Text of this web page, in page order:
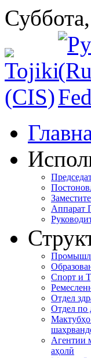
Аппарат
Спорт и
Отдел
Отдел по
Агентии
аҳолӣ